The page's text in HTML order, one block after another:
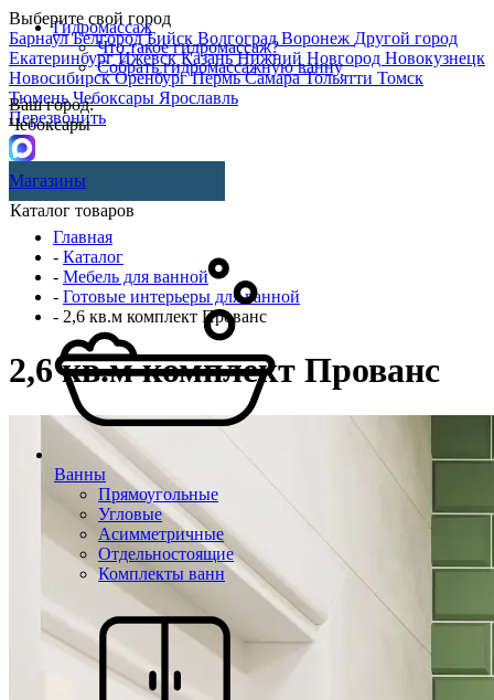
Выберите свой город
БарнаулБелгородБийск ВолгоградВоронеж Другой город
ЕкатеринбургИжевскКазаньНижний Новгород Новокузнецк
НовосибирскОренбургПермьСамараТольятти Томск
ТюменьЧебоксары Ярославль
Перезвонить
Гидромассаж
Что такое гидромассаж?
Собрать гидромассажную ванну
Ваш город:
Чебоксары
Магазины
Каталог товаров
Ванны
Прямоугольные
Угловые
Асимметричные
Отдельностоящие
Комплекты ванн
Главная
- Каталог
- Мебель для ванной
- Готовые интерьеры для ванной
- 2,6 кв.м комплект Прованс
2,6 кв.м комплект Прованс